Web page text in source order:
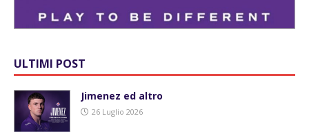
ULTIMI POST
Jimenez ed altro
26 Luglio 2026